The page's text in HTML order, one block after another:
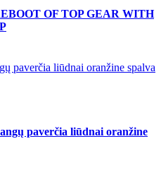
OF TOP GEAR WITH
paverčia liūdnai oranžine spalva
paverčia liūdnai oranžine